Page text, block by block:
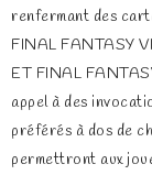
renfermant des
FINAL FANTASY
ET FINAL
appel à des
préférés à dos de
permettront aux